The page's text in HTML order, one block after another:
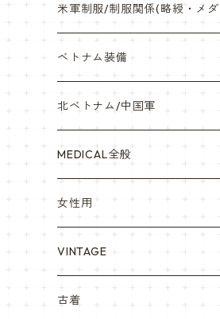
サバゲー装備品・バッテリー
オリジナルパッチ
841マスク・BDUカスタム
赤ちゃん用
YARSOC
シャークマウス
REPRO レプロ
陸軍/USARMY
空軍/USAF
海軍/USN
宇宙軍
トレーニングウエア集
ポーラテック/POLARTEC
米軍放出品ブーツ
米軍制服/制服関係(略綬・メ
略綬・リボンバー・メダル等
ピンズ類 階級章(ランク)・資格
アメリカ軍制服
ベトナム装備
サムズミリタリ屋さん
セスラー中田商店さん
EA east asia
DRAGON ドラゴン
Nyat Mil ニャットミル
北ベトナム/中国軍
MEDICAL全般
女性用
ARC アメリカンレッドクロス
NURES
VINTAGE
古着